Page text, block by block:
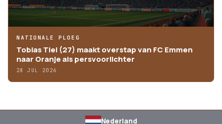
NATIONALE PLOEG
Tobias Tiel (27) maakt overstap van FC Emmen
naar Oranje als persvoorlichter
28 JUL 2026
Nederland